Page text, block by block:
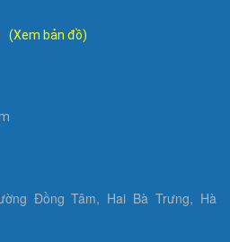
(Xem bản đồ)
Đồng Tâm, Hai Bà Trưng, Hà